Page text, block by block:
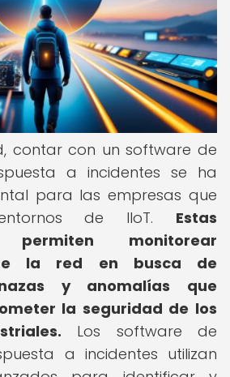
contar con un software de
a incidentes se ha
para las empresas que
de IIoT. Estas
permiten monitorear
la red en busca de
y anomalías que
la seguridad de los
Los software de
a incidentes utilizan